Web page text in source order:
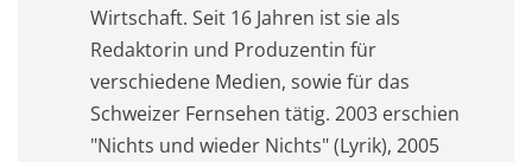
Wirtschaft. Seit 16 Jahren ist sie als
Redaktorin und Produzentin für
verschiedene Medien, sowie für das
Schweizer Fernsehen tätig. 2003 erschien
"Nichts und wieder Nichts" (Lyrik), 2005